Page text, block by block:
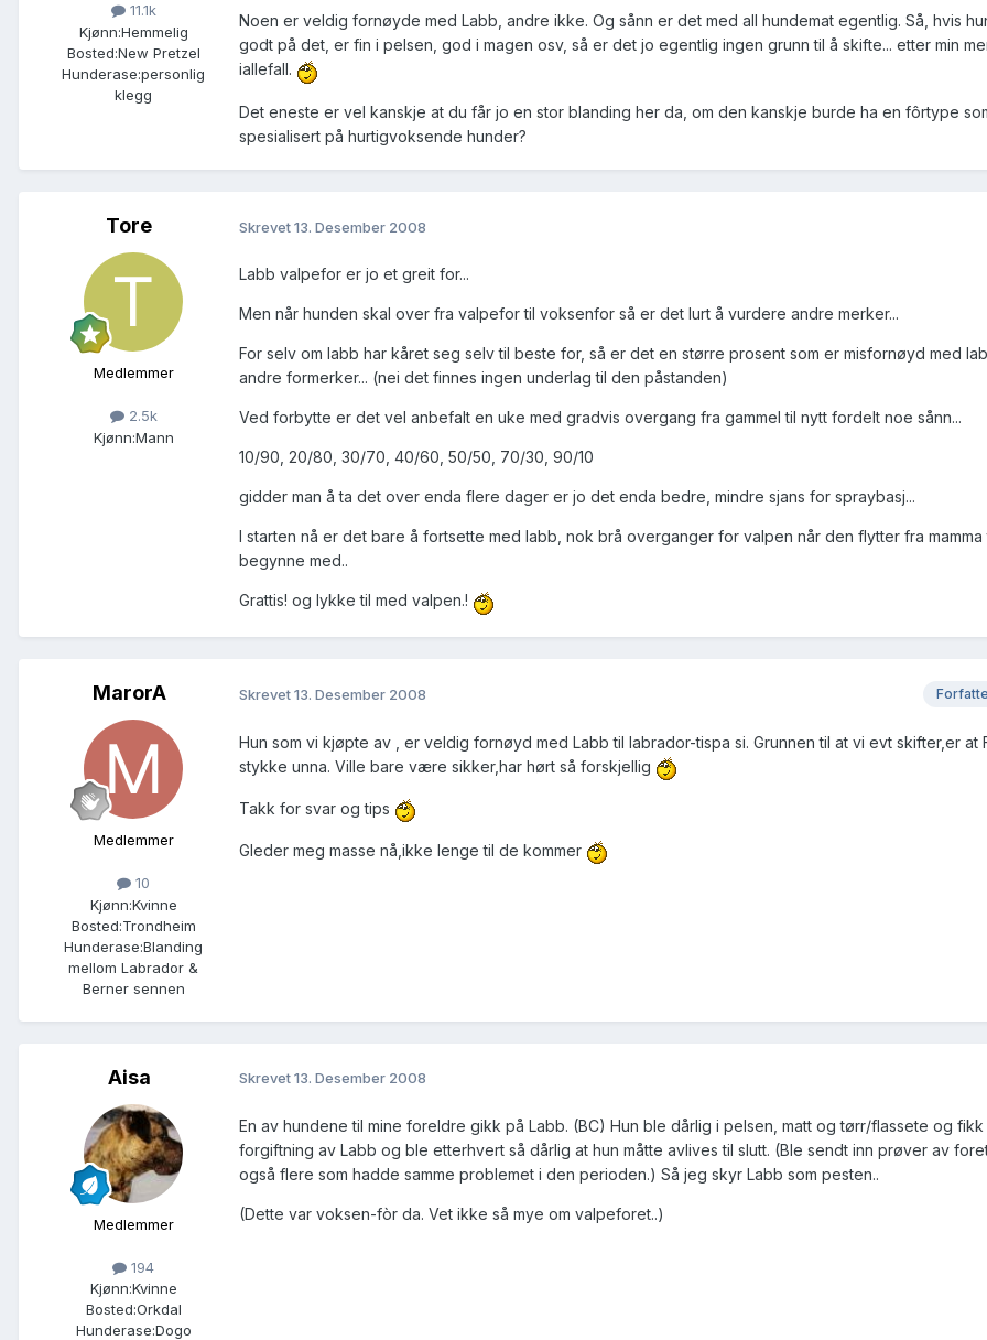
11.1k
Kjønn:Hemmelig
Bosted:New Pretzel
Hunderase:personlig
klegg
Noen er veldig fornøyde med Labb, andre ikke. Og sånn er det med all hundemat egentlig. Så, hvis
godt på det, er fin i pelsen, god i magen osv, så er det jo egentlig ingen grunn til å skifte... etter min
iallefall.
Det eneste er vel kanskje at du får jo en stor blanding her da, om den kanskje burde ha en fôrtype
spesialisert på hurtigvoksende hunder?
Tore
Medlemmer
2.5k
Kjønn:Mann
Skrevet13. Desember 2008
Labb valpefor er jo et greit for...
Men når hunden skal over fra valpefor til voksenfor så er det lurt å vurdere andre merker...
For selv om labb har kåret seg selv til beste for, så er det en større prosent som er misfornøyd med
andre formerker... (nei det finnes ingen underlag til den påstanden)
Ved forbytte er det vel anbefalt en uke med gradvis overgang fra gammel til nytt fordelt noe sånn...
10/90, 20/80, 30/70, 40/60, 50/50, 70/30, 90/10
gidder man å ta det over enda flere dager er jo det enda bedre, mindre sjans for spraybasj...
I starten nå er det bare å fortsette med labb, nok brå overganger for valpen når den flytter fra mamma
begynne med..
Grattis! og lykke til med valpen.!
MarorA
Medlemmer
10
Kjønn:Kvinne
Bosted:Trondheim
Hunderase:Blanding
mellom Labrador &
Berner sennen
Skrevet13. Desember 2008
Hun som vi kjøpte av , er veldig fornøyd med Labb til labrador-tispa si. Grunnen til at vi evt skifter,er at
stykke unna. Ville bare være sikker,har hørt så forskjellig
Takk for svar og tips
Gleder meg masse nå,ikke lenge til de kommer
Aisa
Medlemmer
194
Kjønn:Kvinne
Bosted:Orkdal
Hunderase:Dogo
Skrevet13. Desember 2008
En av hundene til mine foreldre gikk på Labb. (BC) Hun ble dårlig i pelsen, matt og tørr/flassete og
forgiftning av Labb og ble etterhvert så dårlig at hun måtte avlives til slutt. (Ble sendt inn prøver av
også flere som hadde samme problemet i den perioden.) Så jeg skyr Labb som pesten..
(Dette var voksen-fòr da. Vet ikke så mye om valpeforet..)